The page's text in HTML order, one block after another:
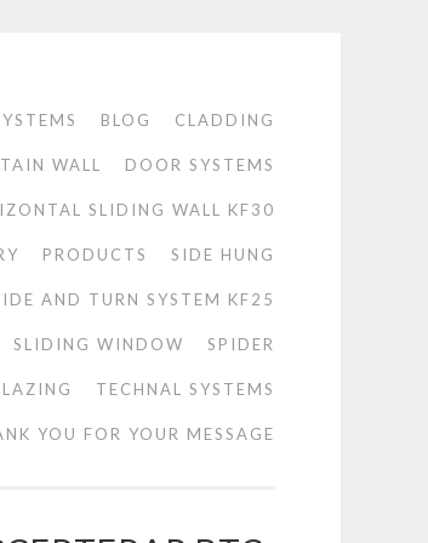
BLOG CLADDING
WALL DOOR SYSTEMS
SLIDING WALL KF30
PRODUCTS SIDE HUNG
AND TURN SYSTEM KF25
SLIDING WINDOW SPIDER
TECHNAL SYSTEMS
YOU FOR YOUR MESSAGE